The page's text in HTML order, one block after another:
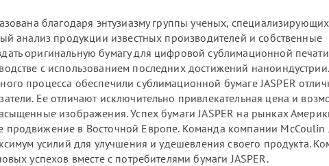
благодаря энтузиазму группы ученых,
анализ продукции известных производителей и собственные
оригинальную бумагу для цифровой сублимационной
с использованием последних достижений
процесса обеспечили сублимационной бумаге JASPER
Ее отличают исключительно привлекательная цена и
изображения. Успех бумаги JASPER на рынках
в Восточной Европе. Команда компании McCoulin
усилий для улучшения и удешевления своего продукта.
успехов вместе с потребителями бумаги JASPER.